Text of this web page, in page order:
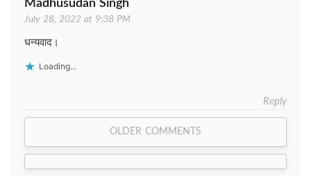
Madhusudan Singh
July 28, 2022 at 9:38 PM
धन्यवाद।
Loading...
Reply
Comment
navigation
OLDER COMMENTS